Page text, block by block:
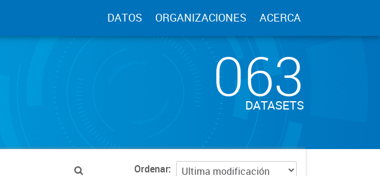
DATOS ORGANIZACIONES ACERCA
063
DATASETS
Ordenar